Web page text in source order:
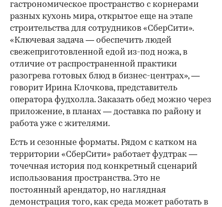
гастрономическое пространство с корнерами
разных кухонь мира, открытое еще на этапе
строительства для сотрудников «СберСити».
«Ключевая задача — обеспечить людей
свежеприготовленной едой из-под ножа, в
отличие от распространенной практики
разогрева готовых блюд в бизнес-центрах», —
говорит Ирина Клочкова, представитель
оператора фудхолла. Заказать обед можно через
приложение, в планах — доставка по району и
работа уже с жителями.
Есть и сезонные форматы. Рядом с катком на
территории «СберСити» работает фудтрак —
точечная история под конкретный сценарий
использования пространства. Это не
постоянный арендатор, но наглядная
демонстрация того, как среда может работать в